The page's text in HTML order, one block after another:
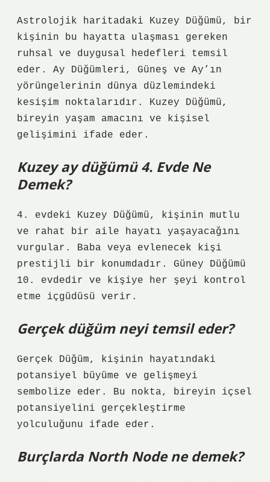
Astrolojik haritadaki Kuzey Düğümü, bir
kişinin bu hayatta ulaşması gereken
ruhsal ve duygusal hedefleri temsil
eder. Ay Düğümleri, Güneş ve Ay’ın
yörüngelerinin dünya düzlemindeki
kesişim noktalarıdır. Kuzey Düğümü,
bireyin yaşam amacını ve kişisel
gelişimini ifade eder.
Kuzey ay düğümü 4. Evde Ne
Demek?
4. evdeki Kuzey Düğümü, kişinin mutlu
ve rahat bir aile hayatı yaşayacağını
vurgular. Baba veya evlenecek kişi
prestijli bir konumdadır. Güney Düğümü
10. evdedir ve kişiye her şeyi kontrol
etme içgüdüsü verir.
Gerçek düğüm neyi temsil eder?
Gerçek Düğüm, kişinin hayatındaki
potansiyel büyüme ve gelişmeyi
sembolize eder. Bu nokta, bireyin içsel
potansiyelini gerçekleştirme
yolculuğunu ifade eder.
Burçlarda North Node ne demek?